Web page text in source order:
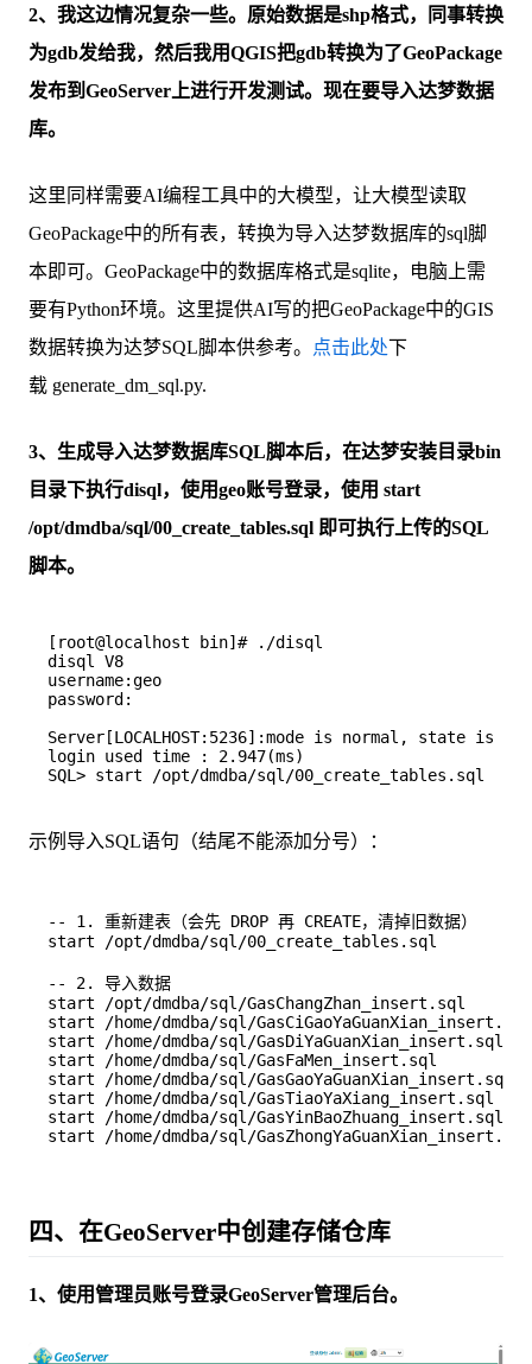
2、我这边情况复杂一些。原始数据是shp格式，同事转换
为gdb发给我，然后我用QGIS把gdb转换为了GeoPackage
发布到GeoServer上进行开发测试。现在要导入达梦数据
库。
这里同样需要AI编程工具中的大模型，让大模型读取
GeoPackage中的所有表，转换为导入达梦数据库的sql脚
本即可。GeoPackage中的数据库格式是sqlite，电脑上需
要有Python环境。这里提供AI写的把GeoPackage中的GIS
数据转换为达梦SQL脚本供参考。
点击此处下
载 generate_dm_sql.py.
3、生成导入达梦数据库SQL脚本后，在达梦安装目录bin
目录下执行disql，使用geo账号登录，使用 start
/opt/dmdba/sql/00_create_tables.sql 即可执行上传的SQL
脚本。
[root@localhost bin]# ./disql
disql V8
username:geo
password:
Server[LOCALHOST:5236]:mode is normal, state is
login used time : 2.947(ms)
示例导入SQL语句（结尾不能添加分号）：
-- 1. 重新建表（会先 DROP 再 CREATE，清掉旧数据）
start /opt/dmdba/sql/00_create_tables.sql
-- 2. 导入数据
start /opt/dmdba/sql/GasChangZhan_insert.sql
start /home/dmdba/sql/GasCiGaoYaGuanXian_insert.sql
start /home/dmdba/sql/GasDiYaGuanXian_insert.sql
start /home/dmdba/sql/GasFaMen_insert.sql
start /home/dmdba/sql/GasGaoYaGuanXian_insert.sql
start /home/dmdba/sql/GasTiaoYaXiang_insert.sql
start /home/dmdba/sql/GasYinBaoZhuang_insert.sql
start /home/dmdba/sql/GasZhongYaGuanXian_insert.sql
四、在GeoServer中创建存储仓库
1、使用管理员账号登录GeoServer管理后台。